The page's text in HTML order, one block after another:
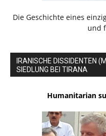
Die Geschichte eines
und
IRANISCHE DISSIDENTEN
SIEDLUNG BEI TIRANA
Humanitarian